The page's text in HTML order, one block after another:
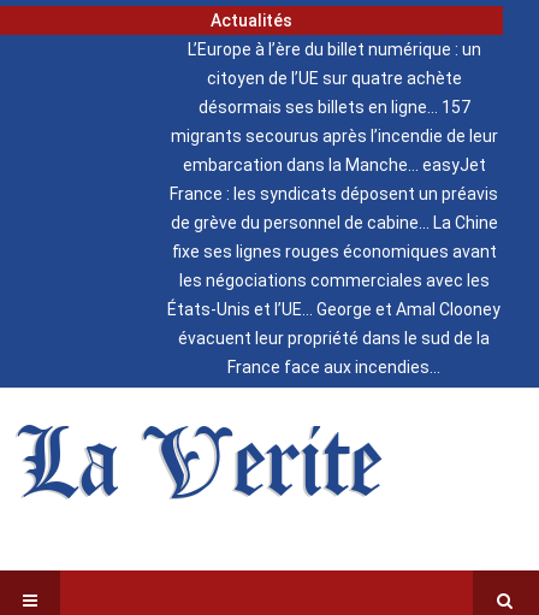
Actualités
L’Europe à l’ère du billet numérique : un
citoyen de l’UE sur quatre achète
désormais ses billets en ligne
157
migrants secourus après l’incendie de leur
embarcation dans la Manche
easyJet
France : les syndicats déposent un préavis
de grève du personnel de cabine
La Chine
fixe ses lignes rouges économiques avant
les négociations commerciales avec les
États-Unis et l’UE
George et Amal Clooney
évacuent leur propriété dans le sud de la
France face aux incendies
La Verite